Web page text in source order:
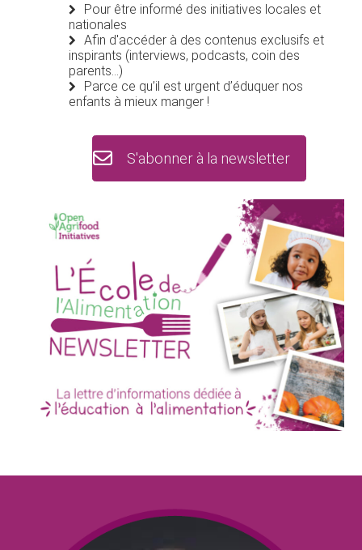
Pour être informé des initiatives locales et
nationales
Afin d'accéder à des contenus exclusifs et
inspirants (interviews, podcasts, coin des
parents...)
Parce ce qu’il est urgent d’éduquer nos
enfants à mieux manger !
S'abonner à la newsletter